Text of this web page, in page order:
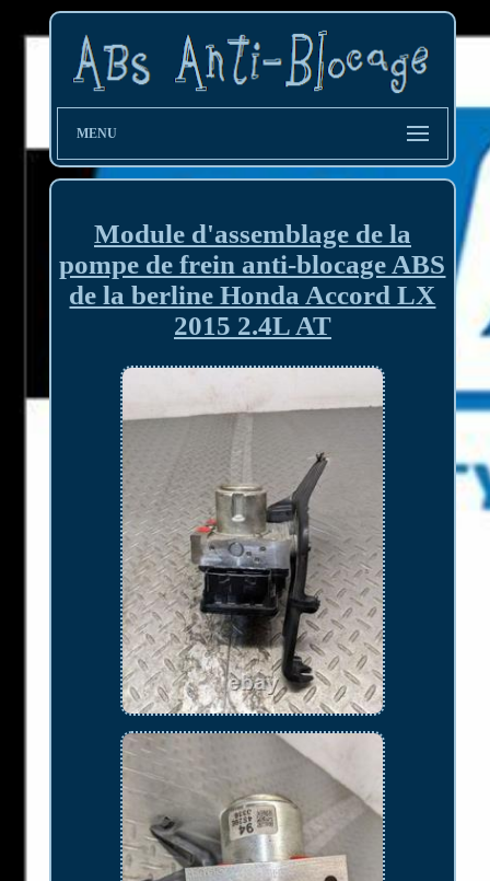
MENU
Module d'assemblage de la
pompe de frein anti-blocage ABS
de la berline Honda Accord LX
2015 2.4L AT